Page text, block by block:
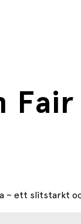
– ett slitstarkt